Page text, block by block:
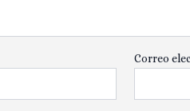
Correo